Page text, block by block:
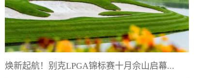
焕新起航！别克LPGA锦标赛十月佘山启幕...